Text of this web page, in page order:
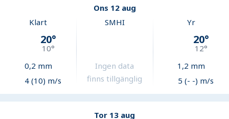
Ons 12 aug
Klart
20°
10°
0,2 mm
4 (10) m/s
SMHI
Ingen data
finns tillgänglig
Yr
20°
12°
1,2 mm
5 (- -) m/s
Tor 13 aug